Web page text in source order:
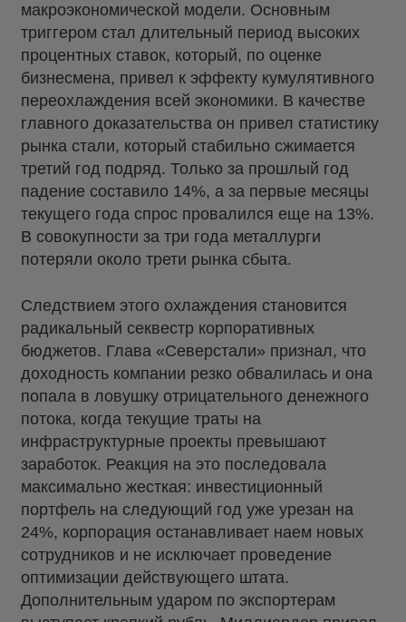
макроэкономической модели. Основным
триггером стал длительный период высоких
процентных ставок, который, по оценке
бизнесмена, привел к эффекту кумулятивного
переохлаждения всей экономики. В качестве
главного доказательства он привел статистику
рынка стали, который стабильно сжимается
третий год подряд. Только за прошлый год
падение составило 14%, а за первые месяцы
текущего года спрос провалился еще на 13%.
В совокупности за три года металлурги
потеряли около трети рынка сбыта.
Следствием этого охлаждения становится
радикальный секвестр корпоративных
бюджетов. Глава «Северстали» признал, что
доходность компании резко обвалилась и она
попала в ловушку отрицательного денежного
потока, когда текущие траты на
инфраструктурные проекты превышают
заработок. Реакция на это последовала
максимально жесткая: инвестиционный
портфель на следующий год уже урезан на
24%, корпорация останавливает наем новых
сотрудников и не исключает проведение
оптимизации действующего штата.
Дополнительным ударом по экспортерам